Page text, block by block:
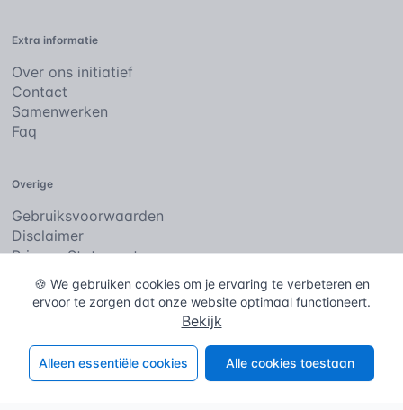
Extra informatie
Over ons initiatief
Contact
Samenwerken
Faq
Overige
Gebruiksvoorwaarden
Disclaimer
Privacy Statement
Cookies
Copyright © 2026De bouwencyclopedie. Alle rechten
voorbehouden.
🍪 We gebruiken cookies om je ervaring te verbeteren en
ervoor te zorgen dat onze website optimaal functioneert.
Bekijk
Alleen essentiële cookies Alle cookies toestaan